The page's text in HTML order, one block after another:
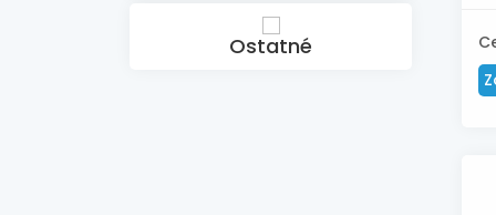
Ostatné